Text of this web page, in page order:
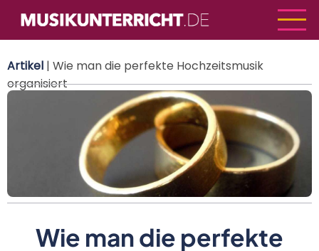
zum
Inhalt
Artikel | Wie man die perfekte Hochzeitsmusik
organisiert
Wie man die perfekte